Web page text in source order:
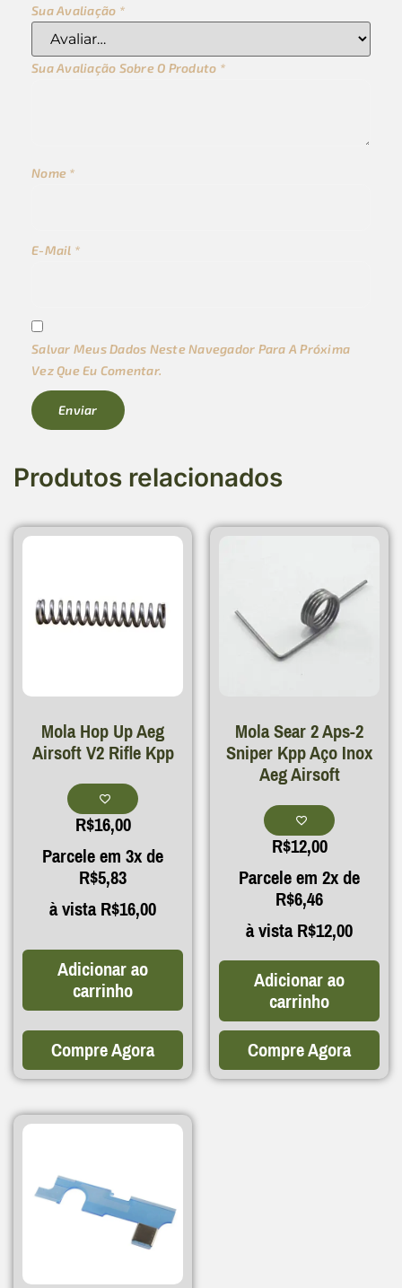
Sua Avaliação *
Sua Avaliação Sobre O Produto *
Nome *
E-Mail *
Salvar Meus Dados Neste Navegador Para A Próxima
Vez Que Eu Comentar.
Produtos relacionados
Mola Hop Up Aeg
Airsoft V2 Rifle Kpp
R$16,00
Parcele em 3x de
R$5,83
à vistaR$16,00
Adicionar ao
carrinho
Compre Agora
Mola Sear 2 Aps-2
Sniper Kpp Aço Inox
Aeg Airsoft
R$12,00
Parcele em 2x de
R$6,46
à vistaR$12,00
Adicionar ao
carrinho
Compre Agora